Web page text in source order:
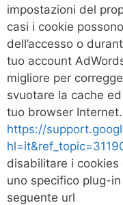
impostazioni del
casi i cookie
dell’accesso o
tuo account
migliore per
svuotare la cache
tuo browser
https://
disabilitare i
uno specifico plug-
seguente url